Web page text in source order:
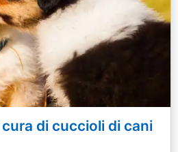
di cuccioli di cani